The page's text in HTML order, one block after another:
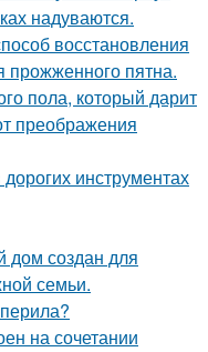
надуваются.
восстановления
прожженного пятна.
пола, который дарит
преображения
инструментах
дом создан для
семьи.
на сочетании